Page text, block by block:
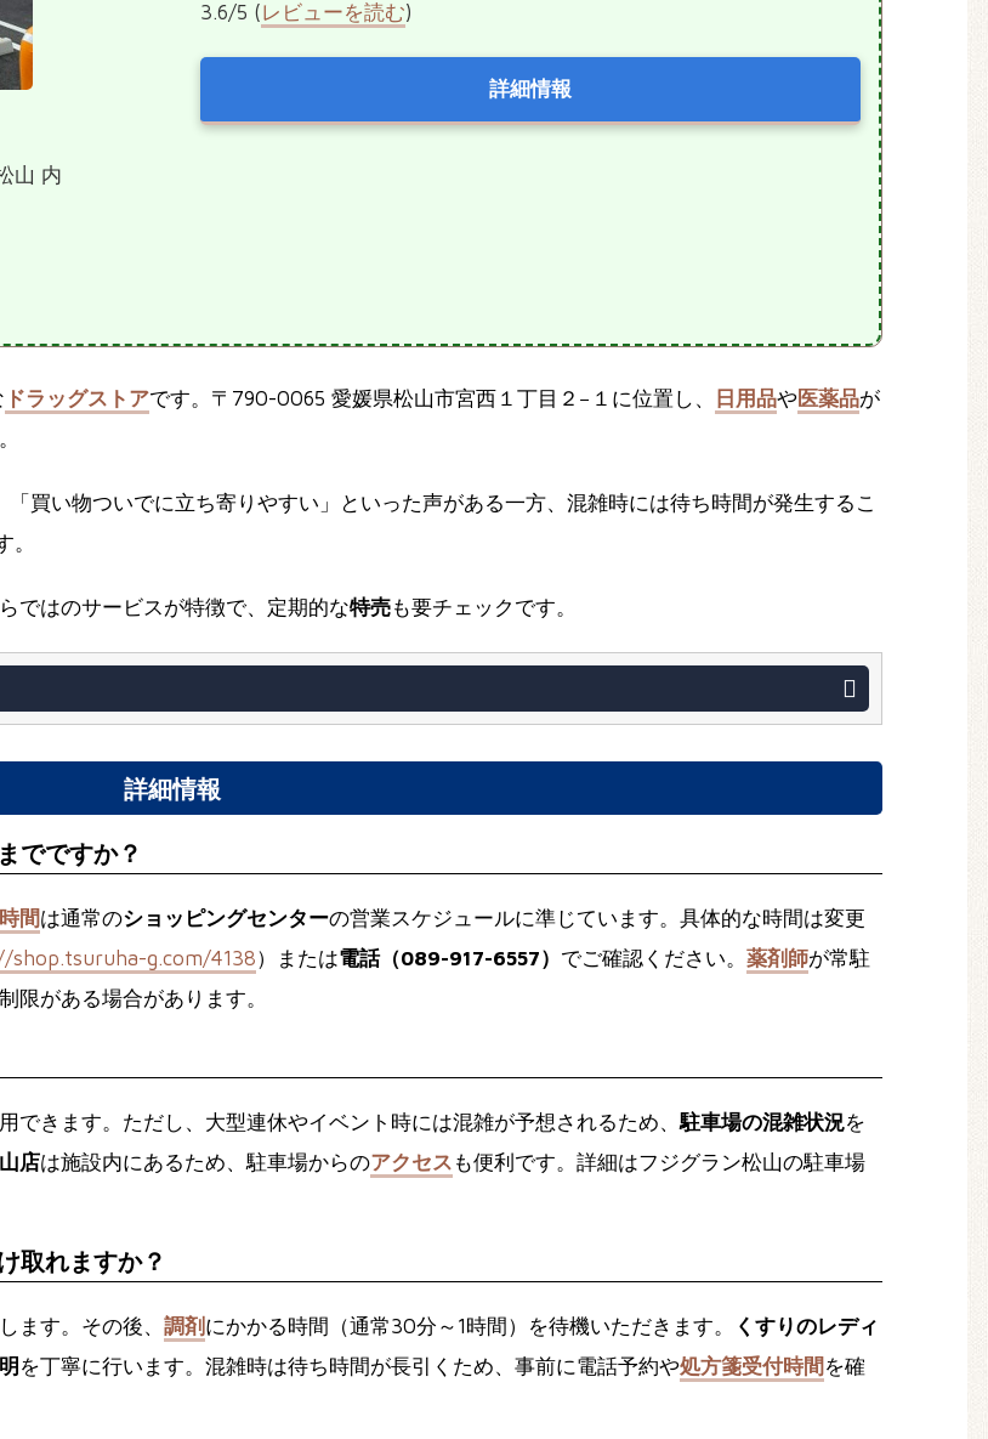
山 内
3.6/5 (レビューを読む)
詳細情報
ドラッグストアです。〒790-0065 愛媛県松山市宮西１丁目２−１に位置し、 日用品や医薬品が
買い物ついでに立ち寄りやすい」といった声がある一方、混雑時には待ち時間が発生するこ
ではのサービスが特徴で、定期的な特売も要チェックです。
詳細情報
でですか？
間は通常のショッピングセンターの営業スケジュールに準じています。具体的な時間は変更
g.com/4138）または電話（089-917-6557） でご確認ください。 薬剤師が常駐
限がある場合があります。
できます。ただし、大型連休やイベント時には混雑が予想されるため、駐車場の混雑状況を
店は施設内にあるため、駐車場からのアクセス も便利です。詳細はフジグラン松山の駐車場
取れますか？
ます。その後、 調剤 にかかる時間（通常30分～1時間）を待機いただきます。
くすりのレディ
を丁寧に行います。混雑時は待ち時間が長引くため、事前に電話予約や処方箋受付時間 を確